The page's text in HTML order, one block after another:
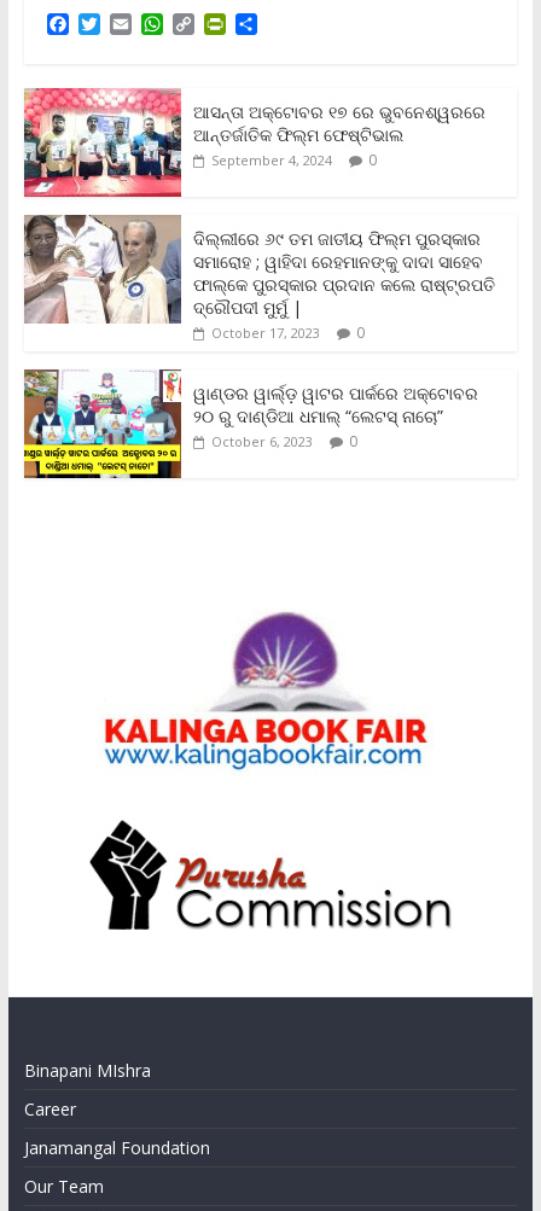
F
e
b
o
o
k
T
t
t
e
r
E
i
l
W
t
s
A
p
p
C
L
i
n
k
P
t
F
r
i
d
l
y
S
e
ଆସନ୍ତା ଅକ୍ଟୋବର ୧୭ ରେ ଭୁବନେଶ୍ୱରରେ
ଆନ୍ତର୍ଜାତିକ ଫିଲ୍ମ ଫେଷ୍ଟିଭାଲ
September 4, 2024 0
ଦିଲ୍ଲୀରେ ୬୯ ତମ ଜାତୀୟ ଫିଲ୍ମ ପୁରସ୍କାର
ସମାରୋହ ; ୱାହିଦା ରେହମାନଙ୍କୁ ଦାଦା ସାହେବ
ଫାଲ୍‌କେ ପୁରସ୍କାର ପ୍ରଦାନ କଲେ ରାଷ୍ଟ୍ରପତି
ଦ୍ରୌପଦୀ ମୁର୍ମୁ |
October 17, 2023 0
ୱାଣ୍ଡର ୱାର୍ଲ୍‌ଡ଼ ୱାଟର ପାର୍କରେ ଅକ୍ଟୋବର
୨୦ ରୁ ଦାଣ୍ଡିଆ ଧମାଲ୍ “ଲେଟସ୍ ନାଚୋ”
October 6, 2023 0
Binapani MIshra
Career
Janamangal Foundation
Our Team